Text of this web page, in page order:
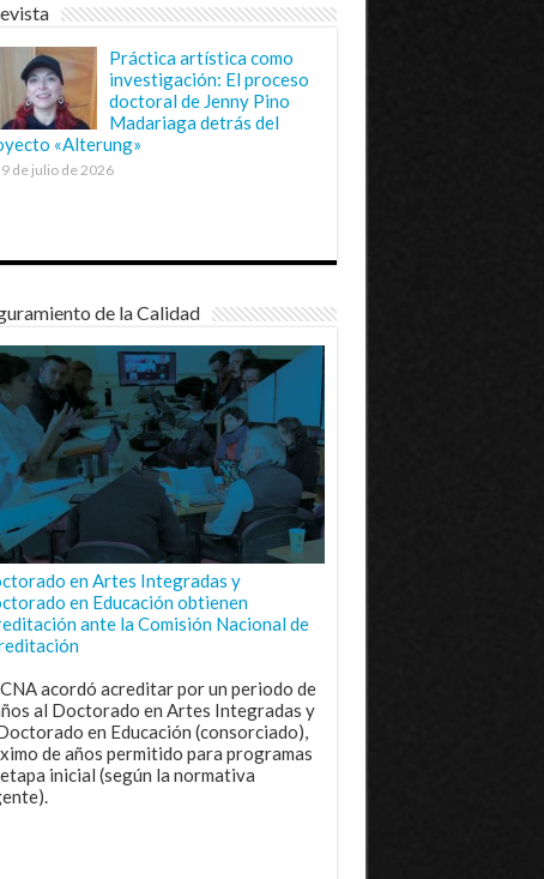
Práctica artística como
investigación: El proceso
doctoral de Jenny Pino
Madariaga detrás del
«Alterung»
de julio de 2026
de la Calidad
en Artes Integradas y
en Educación obtienen
ante la Comisión Nacional de
acordó acreditar por un periodo de
al Doctorado en Artes Integradas y
en Educación (consorciado),
de años permitido para programas
inicial (según la normativa